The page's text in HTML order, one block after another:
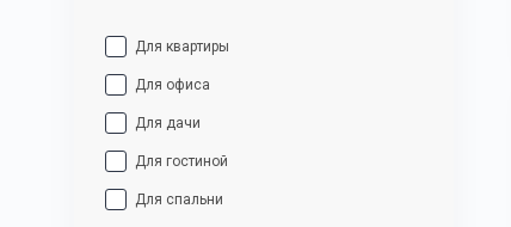
Для квартиры
Для офиса
Для дачи
Для гостиной
Для спальни